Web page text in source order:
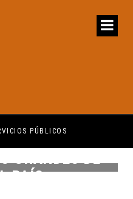
PÚBLICOS
GRANDES DE
PAÍS